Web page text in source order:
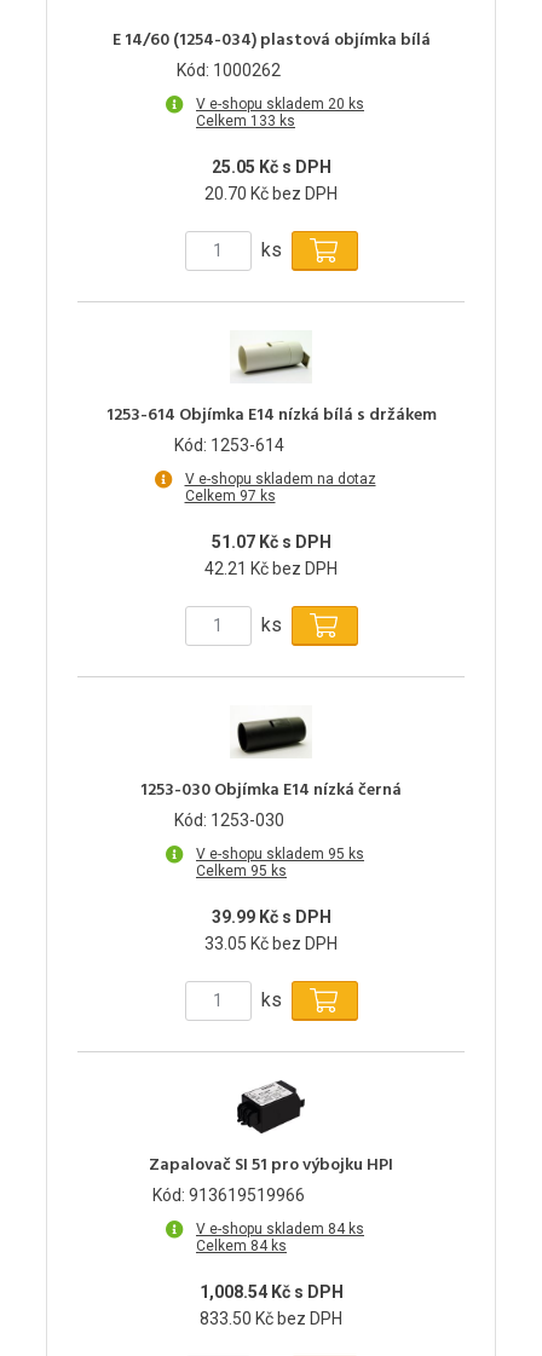
E 14/60 (1254-034) plastová objímka bílá
Kód: 1000262
V e-shopu skladem 20 ks
Celkem 133 ks
25.05 Kč s DPH
20.70 Kč bez DPH
ks
1253-614 Objímka E14 nízká bílá s držákem
Kód: 1253-614
V e-shopu skladem na dotaz
Celkem 97 ks
51.07 Kč s DPH
42.21 Kč bez DPH
ks
1253-030 Objímka E14 nízká černá
Kód: 1253-030
V e-shopu skladem 95 ks
Celkem 95 ks
39.99 Kč s DPH
33.05 Kč bez DPH
ks
Zapalovač SI 51 pro výbojku HPI
Kód: 913619519966
V e-shopu skladem 84 ks
Celkem 84 ks
1,008.54 Kč s DPH
833.50 Kč bez DPH